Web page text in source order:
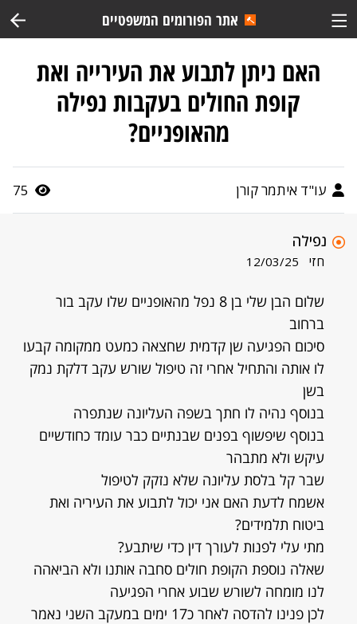
אתר הפורומים המשפטיים
האם ניתן לתבוע את העירייה ואת
קופת החולים בעקבות נפילה
מהאופניים?
עו"ד איתמר קורן 75
נפילה
חזי 12/03/25
שלום הבן שלי בן 8 נפל מהאופניים שלו עקב בור
ברחוב
סיכום הפגיעה שן קדמית שחצאה כמעט ממקומה קבעו
לו אותה והתחיל אחרי זה טיפול שורש עקב דלקת נמק
בשן
בנוסף נהיה לו חתך בשפה העליונה שנתפרה
בנוסף שיפשוף בפנים שבנתיים כבר עומד כחודשיים
עיקש ולא מתבהר
שבר קל בלסת עליונה שלא נזקק לטיפול
אשמח לדעת האם אני יכול לתבוע את העיריה ואת
ביטוח תלמידים?
מתי עלי לפנות לעורך דין כדי שיתבע?
שאלה נוספת הקופת חולים סחבה אותנו ולא הביאהה
לנו מומחה לשורש שבוע אחרי הפגיעה
לכן פנינו להדסה לאחר כ17 ימים במעקב השני נאמר